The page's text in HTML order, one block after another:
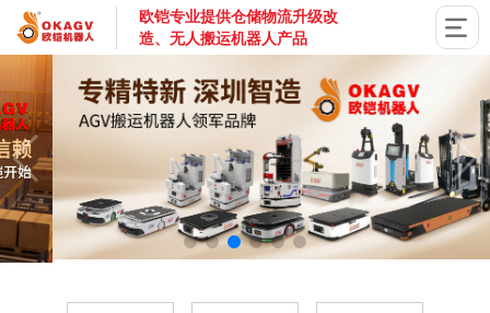
欧铠专业提供仓储物流升级改
造、无人搬运机器人产品